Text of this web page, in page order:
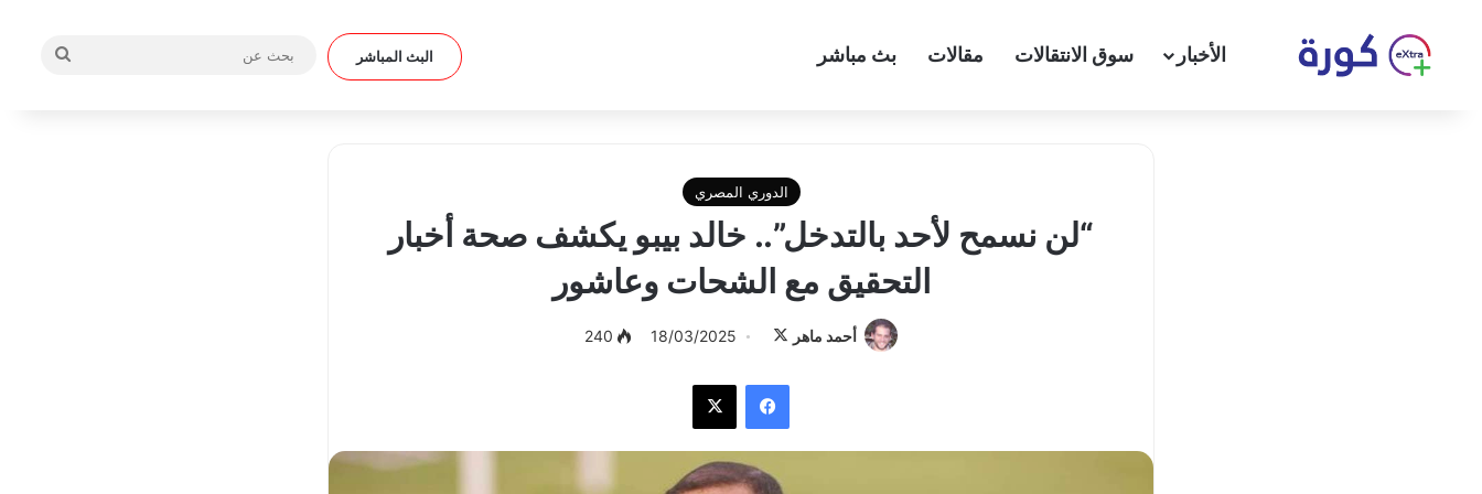
الأخبار سوق الانتقالات مقالات بث مباشر البث المباشر
الدوري المصري
“لن نسمح لأحد بالتدخل”.. خالد بيبو يكشف صحة أخبار
التحقيق مع الشحات وعاشور
أحمد ماهر
ب
ع
ل
18/03/2025
240
فيسبوك